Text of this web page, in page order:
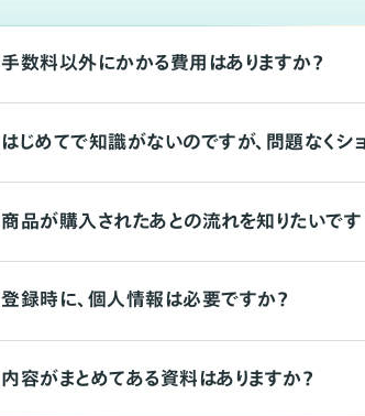
手数料以外にかかる費用はありますか？
はじめてで知識がないのですが、問題なくシ
商品が購入されたあとの流れを知りたいです
登録時に、個人情報は必要ですか？
内容がまとめてある資料はありますか？